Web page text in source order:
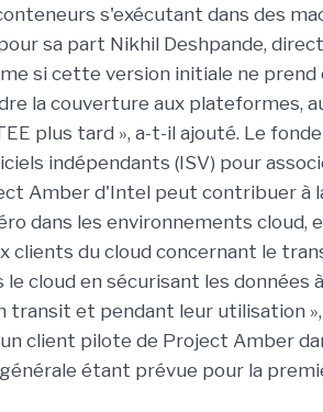
s'exécutant dans des
sa part Nikhil Deshpande,
si cette version initiale ne prend
la couverture aux plateformes,
plus tard », a-t-il ajouté. Le
indépendants (ISV) pour
Amber d'Intel peut contribuer à
dans les environnements cloud,
clients du cloud concernant le
cloud en sécurisant les données
transit et pendant leur utilisation
client pilote de Project Amber
étant prévue pour la